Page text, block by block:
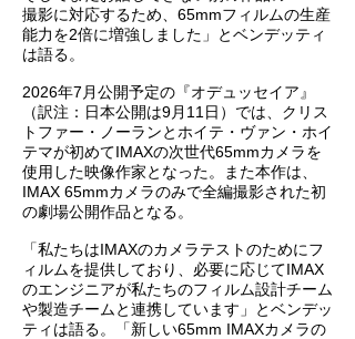
撮影に対応するため、65mmフィルムの生産
能力を2倍に増強しました」とベンデッティ
は語る。
2026年7月公開予定の『オデュッセイア』
（訳注：日本公開は9月11日）では、クリス
トファー・ノーランとホイテ・ヴァン・ホイ
テマが初めてIMAXの次世代65mmカメラを
使用した映像作家となった。また本作は、
IMAX 65mmカメラのみで全編撮影された初
の劇場公開作品となる。
「私たちはIMAXのカメラテストのためにフ
ィルムを提供しており、必要に応じてIMAX
のエンジニアが私たちのフィルム設計チーム
や製造チームと連携しています」とベンデッ
ティは語る。「新しい65mm IMAXカメラの